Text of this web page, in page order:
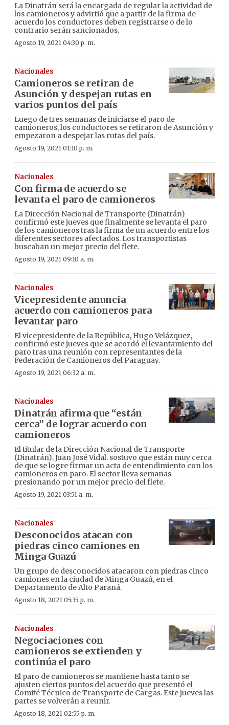
La Dinatrán será la encargada de regular la actividad de
los camioneros y advirtió que a partir de la firma de
acuerdo los conductores deben registrarse o de lo
contrario serán sancionados.
Agosto 19, 2021 04:30 p. m.
Nacionales
Camioneros se retiran de
Asunción y despejan rutas en
varios puntos del país
Luego de tres semanas de iniciarse el paro de
camioneros, los conductores se retiraron de Asunción y
empezaron a despejar las rutas del país.
Agosto 19, 2021 01:10 p. m.
Nacionales
Con firma de acuerdo se
levanta el paro de camioneros
La Dirección Nacional de Transporte (Dinatrán)
confirmó este jueves que finalmente se levanta el paro
de los camioneros tras la firma de un acuerdo entre los
diferentes sectores afectados. Los transportistas
buscaban un mejor precio del flete.
Agosto 19, 2021 09:10 a. m.
Nacionales
Vicepresidente anuncia
acuerdo con camioneros para
levantar paro
El vicepresidente de la República, Hugo Velázquez,
confirmó este jueves que se acordó el levantamiento del
paro tras una reunión con representantes de la
Federación de Camioneros del Paraguay.
Agosto 19, 2021 06:32 a. m.
Nacionales
Dinatrán afirma que “están
cerca” de lograr acuerdo con
camioneros
El titular de la Dirección Nacional de Transporte
(Dinatrán), Juan José Vidal. sostuvo que están muy cerca
de que se logre firmar un acta de entendimiento con los
camioneros en paro. El sector lleva semanas
presionando por un mejor precio del flete.
Agosto 19, 2021 03:51 a. m.
Nacionales
Desconocidos atacan con
piedras cinco camiones en
Minga Guazú
Un grupo de desconocidos atacaron con piedras cinco
camiones en la ciudad de Minga Guazú, en el
Departamento de Alto Paraná.
Agosto 18, 2021 05:35 p. m.
Nacionales
Negociaciones con
camioneros se extienden y
continúa el paro
El paro de camioneros se mantiene hasta tanto se
ajusten ciertos puntos del acuerdo que presentó el
Comité Técnico de Transporte de Cargas. Este jueves las
partes se volverán a reunir.
Agosto 18, 2021 02:55 p. m.